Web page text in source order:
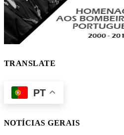
TRANSLATE
PT
NOTÍCIAS GERAIS